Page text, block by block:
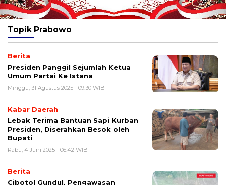
Topik Prabowo
Berita
Presiden Panggil Sejumlah Ketua
Umum Partai Ke Istana
Minggu, 31 Agustus 2025 - 09:30 WIB
Kabar Daerah
Lebak Terima Bantuan Sapi Kurban
Presiden, Diserahkan Besok oleh
Bupati
Rabu, 4 Juni 2025 - 06:42 WIB
Berita
Cibotol Gundul, Pengawasan